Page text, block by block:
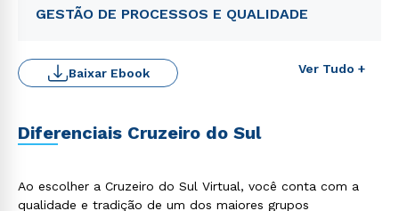
GESTÃO DE PROCESSOS E QUALIDADE
Ver Tudo +
Baixar Ebook
Diferenciais Cruzeiro do Sul
Ao escolher a Cruzeiro do Sul Virtual, você conta com a
qualidade e tradição de um dos maiores grupos